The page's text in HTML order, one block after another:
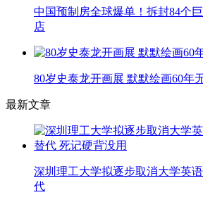
中国预制房全球爆单！拆封84个
店
80岁史泰龙开画展 默默绘画60年
最新文章
深圳理工大学拟逐步取消大学英
代